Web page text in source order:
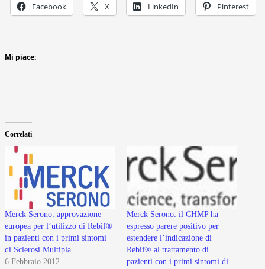
Facebook X LinkedIn Pinterest
Mi piace:
Correlati
Merck Serono: approvazione
europea per l’utilizzo di Rebif®
in pazienti con i primi sintomi
di Sclerosi Multipla
6 Febbraio 2012
Merck Serono: il CHMP ha
espresso parere positivo per
estendere l’indicazione di
Rebif® al trattamento di
pazienti con i primi sintomi di